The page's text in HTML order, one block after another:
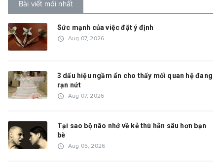
Bài viết mới nhất
Sức mạnh của việc đặt ý định
access_time Aug 07, 2026
3 dấu hiệu ngầm ẩn cho thấy mối quan hệ đang
rạn nứt
access_time Aug 07, 2026
Tại sao bộ não nhớ về kẻ thù hằn sâu hơn bạn
bè
access_time Aug 05, 2026